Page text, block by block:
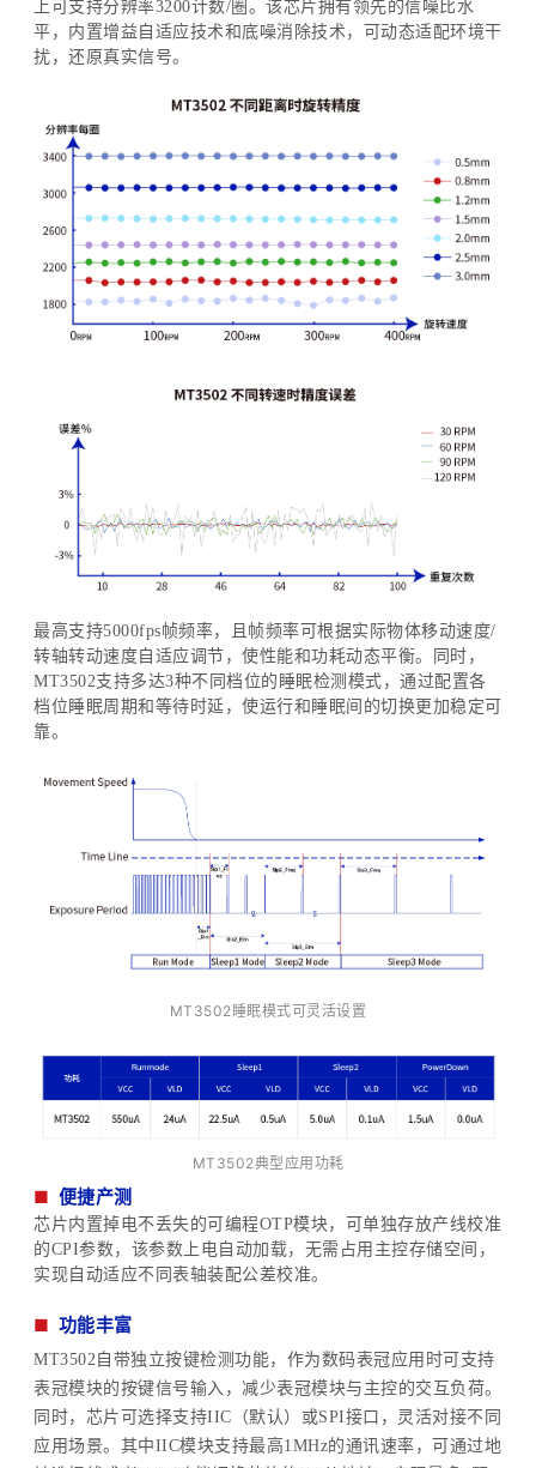
上可支持分辨率3200计数/圈。该芯片拥有领先的信噪比水
平，内置增益自适应技术和底噪消除技术，可动态适配环境干
扰，还原真实信号。
最高支持5000fps帧频率，且帧频率可根据实际物体移动速度/
转轴转动速度自适应调节，使性能和功耗动态平衡。同时，
MT3502支持多达3种不同档位的睡眠检测模式，通过配置各
档位睡眠周期和等待时延，使运行和睡眠间的切换更加稳定可
靠。
MT 3502睡眠模式可灵活设置
MT 3502典型应用功耗
■ 便捷产测
芯片内置掉电不丢失的可编程OTP模块，可单独存放产线校准
的CPI参数，该参数上电自动加载，无需占用主控存储空间，
实现自动适应不同表轴装配公差校准。
■ 功能丰富
MT3502自带独立按键检测功能，作为数码表冠应用时可支持
表冠模块的按键信号输入，减少表冠模块与主控的交互负荷。
同时，芯片可选择支持IIC（默认）或SPI接口，灵活对接不同
应用场景。其中IIC模块支持最高1MHz的通讯速率，可通过地